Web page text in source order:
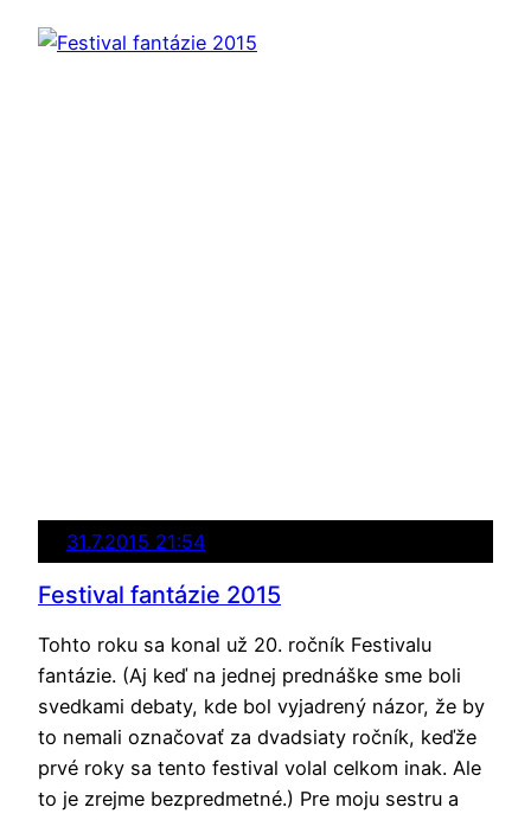
31.7.2015 21:54
Festival fantázie 2015
Tohto roku sa konal už 20. ročník Festivalu
fantázie. (Aj keď na jednej prednáške sme boli
svedkami debaty, kde bol vyjadrený názor, že by
to nemali označovať za dvadsiaty ročník, keďže
prvé roky sa tento festival volal celkom inak. Ale
to je zrejme bezpredmetné.) Pre moju sestru a